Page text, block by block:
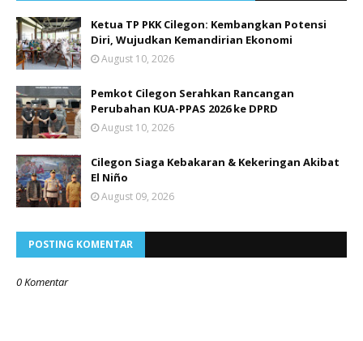
Ketua TP PKK Cilegon: Kembangkan Potensi
Diri, Wujudkan Kemandirian Ekonomi
August 10, 2026
Pemkot Cilegon Serahkan Rancangan
Perubahan KUA-PPAS 2026 ke DPRD
August 10, 2026
Cilegon Siaga Kebakaran & Kekeringan Akibat
El Niño
August 09, 2026
POSTING KOMENTAR
0 Komentar